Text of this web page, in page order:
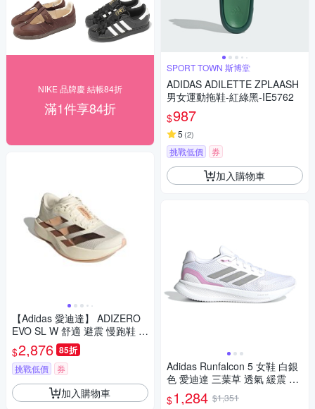
NIKE 品牌慶 結帳84折
滿1件享84折
【Adidas 愛迪達】 ADIZERO
EVO SL W 舒適 避震 慢跑鞋 運
動鞋 女 - KK1950
$2,876 85折
挑戰低價 券
加入購物車
SPORT TOWN 斯博堂
ADIDAS ADILETTE ZPLAASH
男女運動拖鞋-紅綠黑-IE5762
$987
5 (2)
挑戰低價 券
加入購物車
Adidas Runfalcon 5 女鞋 白銀
色 愛迪達 三葉草 透氣 緩震 運
動 慢跑鞋 JI3981
$1,284 $1,351